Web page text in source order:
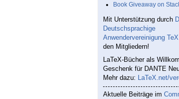
Book Giveaway on
Mit Unterstützung durch
Deutschsprachige
Anwendervereinigung
den Mitgliedern!
LaTeX-Bücher als
Geschenk für DANTE
Mehr dazu: LaTeX.net/
Aktuelle Beiträge im